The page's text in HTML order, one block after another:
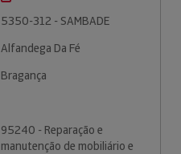
5350-312 - SAMBADE
Alfandega Da Fé
Bragança
95240 - Reparação e
manutenção de mobiliário e